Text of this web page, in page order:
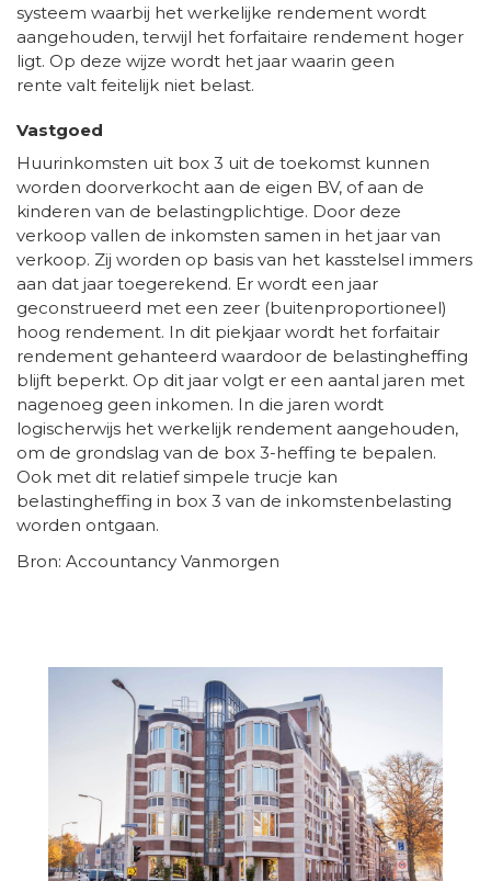
systeem waarbij het werkelijke rendement wordt
aangehouden, terwijl het forfaitaire rendement hoger
ligt. Op deze wijze wordt het jaar waarin geen
rente valt feitelijk niet belast.
Vastgoed
Huurinkomsten uit box 3 uit de toekomst kunnen
worden doorverkocht aan de eigen BV, of aan de
kinderen van de belastingplichtige. Door deze
verkoop vallen de inkomsten samen in het jaar van
verkoop. Zij worden op basis van het kasstelsel immers
aan dat jaar toegerekend. Er wordt een jaar
geconstrueerd met een zeer (buitenproportioneel)
hoog rendement. In dit piekjaar wordt het forfaitair
rendement gehanteerd waardoor de belastingheffing
blijft beperkt. Op dit jaar volgt er een aantal jaren met
nagenoeg geen inkomen. In die jaren wordt
logischerwijs het werkelijk rendement aangehouden,
om de grondslag van de box 3-heffing te bepalen.
Ook met dit relatief simpele trucje kan
belastingheffing in box 3 van de inkomstenbelasting
worden ontgaan.
Bron: Accountancy Vanmorgen